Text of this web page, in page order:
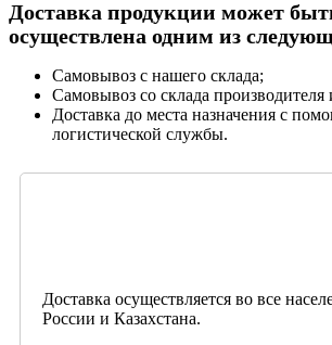
Доставка продукции может
осуществлена одним из
Самовывоз с нашего склада;
Самовывоз со склада производителя
Доставка до места назначения с
логистической службы.
Доставка осуществляется во все
России и Казахстана.